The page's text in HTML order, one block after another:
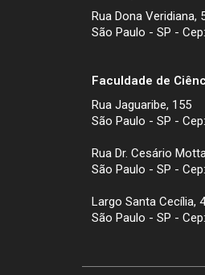
Rua Dona Veridiana,
São Paulo - SP -
Faculdade de
Rua Jaguaribe, 155
São Paulo - SP -
Rua Dr. Cesário
São Paulo - SP -
Largo Santa Cecília,
São Paulo - SP -